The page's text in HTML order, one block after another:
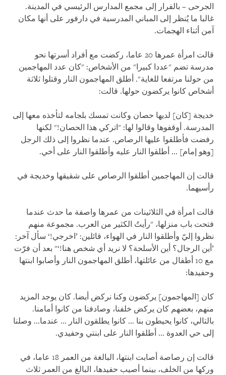
الجرحى – بالفرار إلى مجمع المدارس الرئيسي في المدينة.
غالبا ما يُنظر إلى المباني المدرسية في دارفور على أنها مكان
آمن أثناء الهجمات.
قالت امرأة عمرها 20 عاما، ركضت مع أفراد أسرتها نحو
مدرسة تضم "عددا كبيرا" من الأشخاص: "كان عدد المهاجمين
من حولنا مرتفعا للغاية". أطلق المهاجمون النار وقتلوا ثلاثة
أشخاص كانوا يركضون حولها. قالت:
خديجة [كان] لديها حصان وكانت تمسك بلجامه لتأخذه معها إلى
المدرسة. أوقفوها وقالوا لها: "اتركي هذا الحصان!" لكنها
رفضت فأطلقوا عليها الرصاص. عندما نظروا إلى ذلك الرجل
[وهو إمام] ... أطلقوا النار عليه وأطلقوا النار على أخي.
قالت إن المهاجمين أطلقوا الرصاص على شقيقها وخديجة في
رأسيهما.
قالت امرأة في الثلاثينات من عمرها واصفة ما حدث عندما
فتحت باب منزلها، "رأيتُ الكثير من العرب. مجموعة منهم
نظروا إليّ وأطلقوا النار في الهواء، قائلين: ’اخرجي!‘ سأل آخر:
’أين الرجال؟ أين الأسلحة؟ لا نريد أي شخص هنا!‘" بعد أن فرّت
مع 10 أطفال من عائلتها، أطلق المهاجمون النار وأصابوا ابنتها
وحفيدها:
كان [المهاجمون] يركضون وكنا نركض أيضا. كان يوجد المزيد
منهم، بعضهم كان يركض خلفنا، وصادفنا من كانوا أمامنا.
بالتالي، كانوا يحيطون بنا ... كانوا يطلقون النار ... عندما... وصلنا
إلى حي العدوة ... أطلقوا النار على ابنتي وحفيدي.
قالت إن رصاصة أصابت ابنتها، البالغة من العمر 18 عاما، في
وركها من الخلف، بينما أصيب حفيدها، البالغ من العمر ثلاث